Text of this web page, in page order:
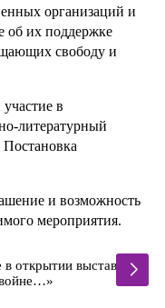
организаций и
об их поддержке
свободу и
в
литературный
и возможность
мероприятия.